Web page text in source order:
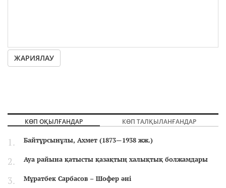
ЖАРИЯЛАУ
КӨП ОҚЫЛҒАНДАР КӨП ТАЛҚЫЛАНҒАНДАР
Байтұрсынұлы, Ахмет (1873—1938 жж.)
Ауа райына қатысты қазақтың халықтық болжамдары
Мұратбек Сарбасов – Шофер әні